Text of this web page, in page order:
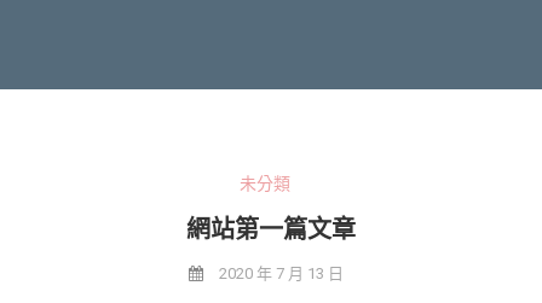
未分類
網站第一篇文章
2020 年 7 月 13 日